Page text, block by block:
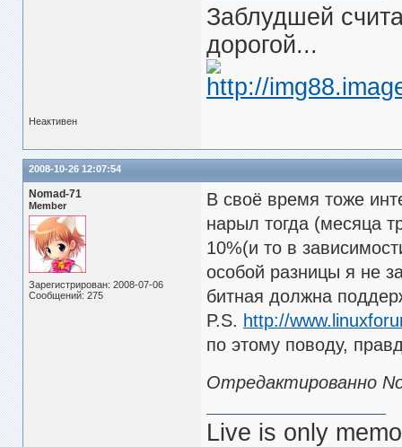
Заблудшей
дорогой...
Неактивен
2008-10-26 12:07:54
Nomad-71
Member
Зарегистрирован: 2008-07-06
Сообщений: 275
В своё время тоже
нарыл тогда (месяца
10%(и то в
особой разницы я не
битная должна
P.S. http://
по этому поводу,
Отредактированно
Live is only